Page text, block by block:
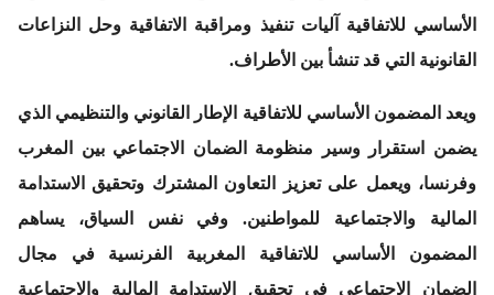
الأساسي للاتفاقية آليات تنفيذ ومراقبة الاتفاقية وحل النزاعات
القانونية التي قد تنشأ بين الأطراف.
ويعد المضمون الأساسي للاتفاقية الإطار القانوني والتنظيمي الذي
يضمن استقرار وسير منظومة الضمان الاجتماعي بين المغرب
وفرنسا، ويعمل على تعزيز التعاون المشترك وتحقيق الاستدامة
المالية والاجتماعية للمواطنين. وفي نفس السياق، يساهم
المضمون الأساسي للاتفاقية المغربية الفرنسية في مجال
الضمان الاجتماعي في تحقيق الاستدامة المالية والاجتماعية